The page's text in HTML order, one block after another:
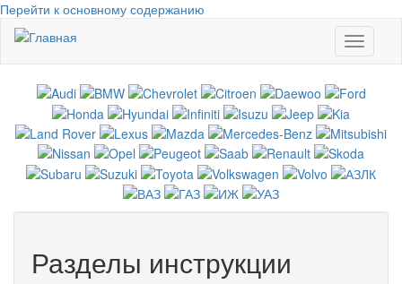
Перейти к основному содержанию
Toggle
Разделы инструкции